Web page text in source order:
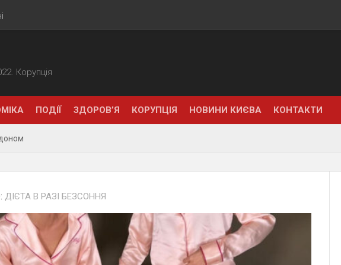
Корупція
ПОДІЇ ЗДОРОВ’Я КОРУПЦІЯ НОВИНИ КИЄВА КОНТАКТИ
ДІЄТА В РАЗІ БЕЗСОННЯ